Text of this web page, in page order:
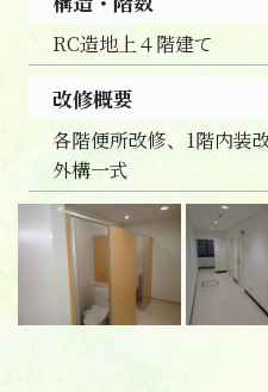
RC造地上４階建て
改修概要
各階便所改修、1階内装
外構一式